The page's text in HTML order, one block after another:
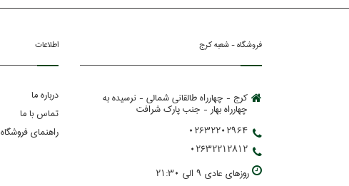
فروشگاه - شعبه کرج
کرج - چهارراه طالقانی شمالی - نرسیده به
چهارراه بهار - جنب پارك شرافت
02632202964
02632212812
روزهاي عادي 9 الي 21:30
اطلاعات
درباره ما
تماس با ما
راهنمای فروشگاه